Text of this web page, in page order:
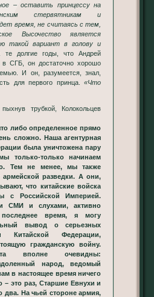
– оставить принцессу на
стервятникам и
время, не считаясь с тем,
Высочество является
такой вариант в голову и
долгие годы, что Андрей
в СГБ, он достаточно хорошо
И он, разумеется, знал,
для первого принца.«Что
либо определенное прямо
сложно. Наша агентурная
была уничтожена пару
только-только начинаем
Тем не менее, мы также
армейской разведки. А они,
что китайские войска
с Российской Империей.
СМИ и слухами, активно
время, я могу
вывод о серьезных
Китайской Федерации,
гражданскую войну.
вполне очевидны:
народ, ведомый
в настоящее время ничего
– это раз, Старшие Евнухи и
два. На чьей стороне армия,